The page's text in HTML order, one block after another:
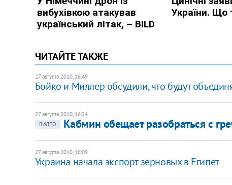
ЧИТАЙТЕ ТАКЖЕ
27 августа 2010, 16:49
Бойко и Миллер обсудили, что будут
27 августа 2010, 16:24
ВИДЕО
Кабмин обещает разобраться с
27 августа 2010, 16:09
Украина начала экспорт зерновых в Египет